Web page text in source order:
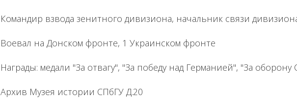
Командир взвода зенитного дивизиона, начальник связи
Воевал на Донском фронте, 1 Украинском фронте
Награды: медали "За отвагу", "За победу над Германией", "За оборону
Архив Музея истории СПбГУ Д.20